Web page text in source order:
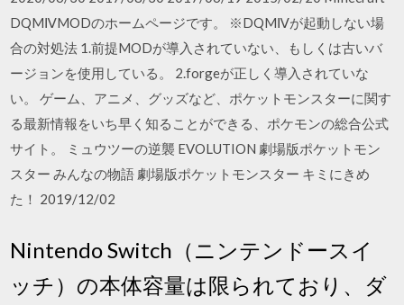
DQMⅣMODのホームページです。 ※DQMⅣが起動しない場
合の対処法 1.前提MODが導入されていない、もしくは古いバ
ージョンを使用している。 2.forgeが正しく導入されていな
い。 ゲーム、アニメ、グッズなど、ポケットモンスターに関す
る最新情報をいち早く知ることができる、ポケモンの総合公式
サイト。 ミュウツーの逆襲 EVOLUTION 劇場版ポケットモン
スター みんなの物語 劇場版ポケットモンスター キミにきめ
た！ 2019/12/02
Nintendo Switch（ニンテンドースイ
ッチ）の本体容量は限られており、ダ